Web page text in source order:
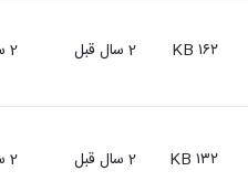
۱۶۲ KB 2 سال قبل 2 سال قبل
۱۳۲ KB 2 سال قبل 2 سال قبل